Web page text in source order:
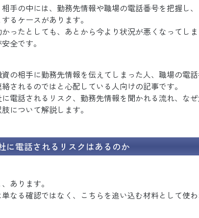
手の中には、勤務先情報や職場の電話番号を把握し
るケースがあります。
ったとしても、あとから今より状況が悪くなってしま
全です。
の相手に勤務先情報を伝えてしまった人、職場の電
されるのではと心配している人向けの記事です。
電話されるリスク、勤務先情報を聞かれる流れ、な
について解説します。
に電話されるリスクはあるのか
あります。
なる確認ではなく、こちらを追い込む材料として使わ